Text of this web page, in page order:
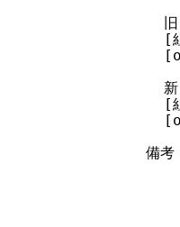
        旧
[
        新
[
備考